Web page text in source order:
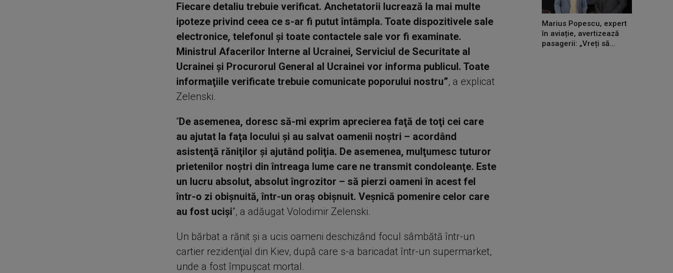
Fiecare detaliu trebuie verificat. Anchetatorii lucrează la mai multe
ipoteze privind ceea ce s-ar fi putut întâmpla. Toate dispozitivele sale
electronice, telefonul şi toate contactele sale vor fi examinate.
Ministrul Afacerilor Interne al Ucrainei, Serviciul de Securitate al
Ucrainei şi Procurorul General al Ucrainei vor informa publicul. Toate
informaţiile verificate trebuie comunicate poporului nostru”, a explicat
Zelenski.
“De asemenea, doresc să-mi exprim aprecierea faţă de toţi cei care
au ajutat la faţa locului şi au salvat oamenii noştri – acordând
asistenţă răniţilor şi ajutând poliţia. De asemenea, mulţumesc tuturor
prietenilor noştri din întreaga lume care ne transmit condoleanţe. Este
un lucru absolut, absolut îngrozitor – să pierzi oameni în acest fel
într-o zi obişnuită, într-un oraş obişnuit. Veşnică pomenire celor care
au fost ucişi”, a adăugat Volodimir Zelenski.
Un bărbat a rănit şi a ucis oameni deschizând focul sâmbătă într-un
cartier rezidenţial din Kiev, după care s-a baricadat într-un supermarket,
unde a fost împuşcat mortal.
Marius Popescu, expert
în aviație, avertizează
pasagerii: „Vreți să...